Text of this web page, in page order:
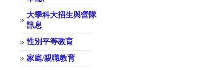
大學科大招生與營隊
訊息
性別平等教育
家庭/親職教育